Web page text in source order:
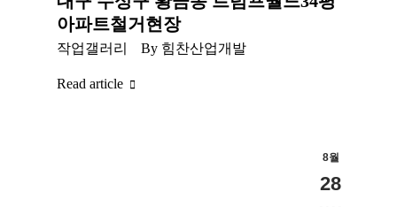
아파트철거현장
작업갤러리 By 힘찬산업개발
Read article
8월
28